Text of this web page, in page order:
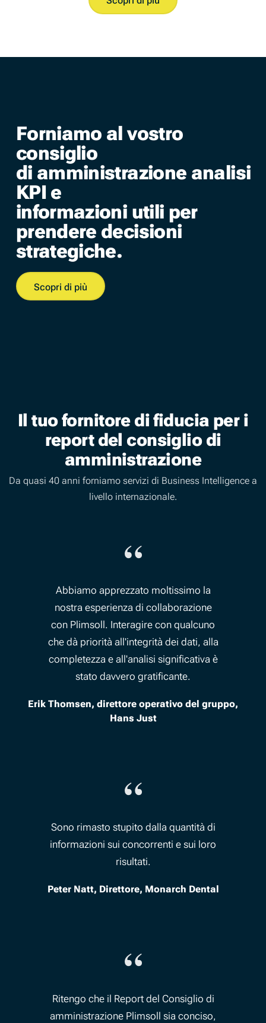
Forniamo al vostro
consiglio
di amministrazione analisi
KPI e
informazioni utili per
prendere decisioni
strategiche.
Scopri di più
Il tuo fornitore di fiducia per i
report del consiglio di
amministrazione
Da quasi 40 anni forniamo servizi di Business Intelligence a
livello internazionale.
“
Abbiamo apprezzato moltissimo la
nostra esperienza di collaborazione
con Plimsoll. Interagire con qualcuno
che dà priorità all'integrità dei dati, alla
completezza e all'analisi significativa è
stato davvero gratificante.
Erik Thomsen, direttore operativo del gruppo,
Hans Just
“
Sono rimasto stupito dalla quantità di
informazioni sui concorrenti e sui loro
risultati.
Peter Natt, Direttore, Monarch Dental
“
Ritengo che il Report del Consiglio di
amministrazione Plimsoll sia conciso,